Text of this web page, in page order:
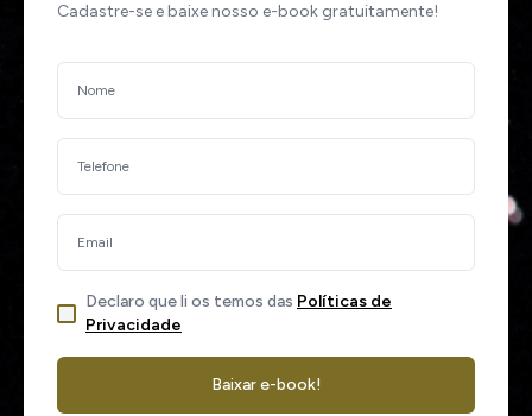
Cadastre-se e baixe nosso e-book gratuitamente!
Declaro que li os temos das Políticas de
Privacidade
Baixar e-book!